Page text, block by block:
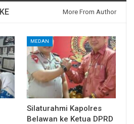
More From Author
MEDAN
Silaturahmi Kapolres
Belawan ke Ketua DPRD